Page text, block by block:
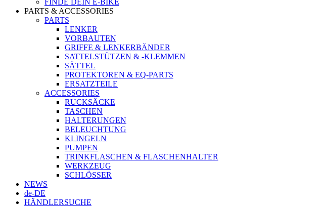
FINDE DEIN E-BIKE
PARTS & ACCESSORIES
PARTS
LENKER
VORBAUTEN
GRIFFE & LENKERBÄNDER
SATTELSTÜTZEN & -KLEMMEN
SÄTTEL
PROTEKTOREN & EQ-PARTS
ERSATZTEILE
ACCESSORIES
RUCKSÄCKE
TASCHEN
HALTERUNGEN
BELEUCHTUNG
KLINGELN
PUMPEN
TRINKFLASCHEN & FLASCHENHALTER
WERKZEUG
SCHLÖSSER
NEWS
de-DE
HÄNDLERSUCHE